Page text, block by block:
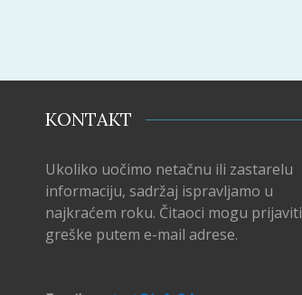
KONTAKT
Ukoliko uočimo netačnu ili zastarelu
informaciju, sadržaj ispravljamo u
najkraćem roku. Čitaoci mogu prijaviti
greške putem e-mail adrese.